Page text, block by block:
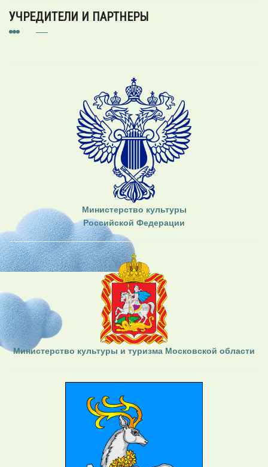
УЧРЕДИТЕЛИ И ПАРТНЕРЫ
Министерство культуры
Российской Федерации
Министерство культуры и туризма Московской области